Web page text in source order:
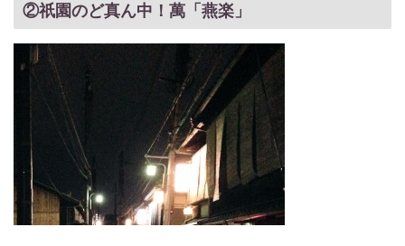
②祇園のど真ん中！萬「燕楽」